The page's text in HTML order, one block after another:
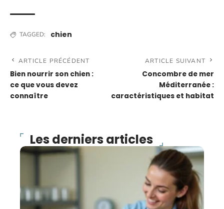
TAGGED: chien
ARTICLE PRÉCÉDENT
Bien nourrir son chien :
ce que vous devez
connaître
ARTICLE SUIVANT
Concombre de mer
Méditerranée :
caractéristiques et habitat
Les derniers articles